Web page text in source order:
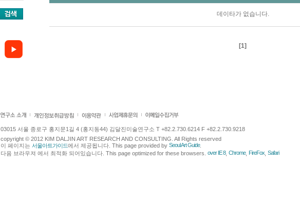
데이타가 없습니다.
[1]
03015 서울 종로구 홍지문1길 4 (홍지동44) 김달진미술연구소 T +82.2.730.6214 F +82.2.730.9218
copyright © 2012 KIM DALJIN ART RESEARCH AND CONSULTING. All Rights reserved
이 페이지는 서울아트가이드에서 제공됩니다. This page provided by Seoul Art Guide.
다음 브라우져 에서 최적화 되어있습니다. This page optimized for these browsers. over IE 8, Chrome, FireFox Safari